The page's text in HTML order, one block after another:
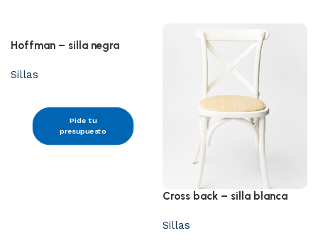
Hoffman – silla negra
Sillas
Pide tu
presupuesto
Cross back – silla blanca
Sillas